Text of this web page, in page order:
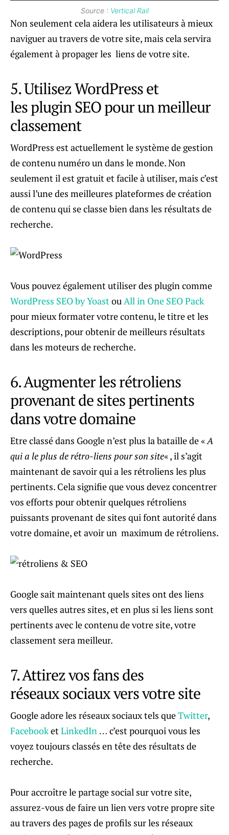
Source : Vertical Rail
Non seulement cela aidera les utilisateurs à mieux
naviguer au travers de votre site, mais cela servira
également à propager les liens de votre site.
5. Utilisez WordPress et
les plugin SEO pour un meilleur
classement
WordPress est actuellement le système de gestion
de contenu numéro un dans le monde. Non
seulement il est gratuit et facile à utiliser, mais c’est
aussi l’une des meilleures plateformes de création
de contenu qui se classe bien dans les résultats de
recherche.
Vous pouvez également utiliser des plugin comme
WordPress SEO by Yoast ou All in One SEO Pack
pour mieux formater votre contenu, le titre et les
descriptions, pour obtenir de meilleurs résultats
dans les moteurs de recherche.
6. Augmenter les rétroliens
provenant de sites pertinents
dans votre domaine
Etre classé dans Google n’est plus la bataille de «A
qui a le plus de rétro-liens pour son site« , il s’agit
maintenant de savoir qui a les rétroliens les plus
pertinents. Cela signifie que vous devez concentrer
vos efforts pour obtenir quelques rétroliens
puissants provenant de sites qui font autorité dans
votre domaine, et avoir un maximum de rétroliens.
Google sait maintenant quels sites ont des liens
vers quelles autres sites, et en plus si les liens sont
pertinents avec le contenu de votre site, votre
classement sera meilleur.
7. Attirez vos fans des
réseaux sociaux vers votre site
Google adore les réseaux sociaux tels queTwitter,
Facebooket LinkedIn … c’est pourquoi vous les
voyez toujours classés en tête des résultats de
recherche.
Pour accroître le partage social sur votre site,
assurez-vous de faire un lien vers votre propre site
au travers des pages de profils sur les réseaux